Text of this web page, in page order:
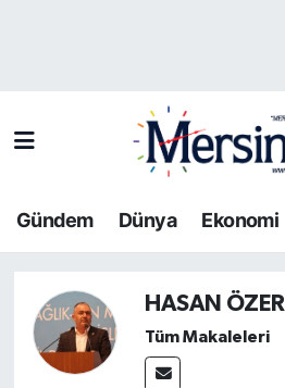
Gündem Dünya Ekonomi
HASAN ÖZER
Tüm Makaleleri
Bilim-Teknoloji
Dünya
Eğitim
Ekonomi
Trafik Durumu
Tüm Manşetler
Son Dakika Haberleri
Haber Arşivi